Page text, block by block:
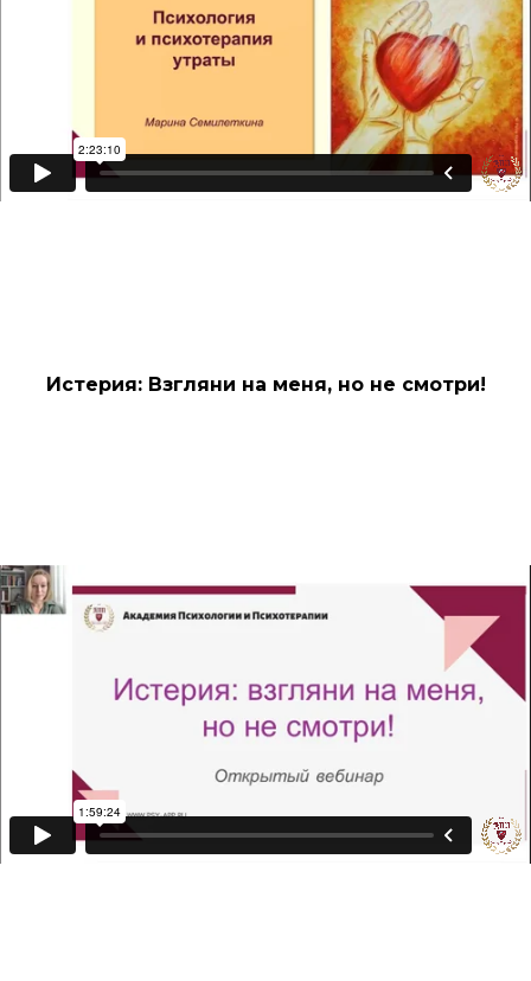
Истерия: Взгляни на меня, но не смотри!